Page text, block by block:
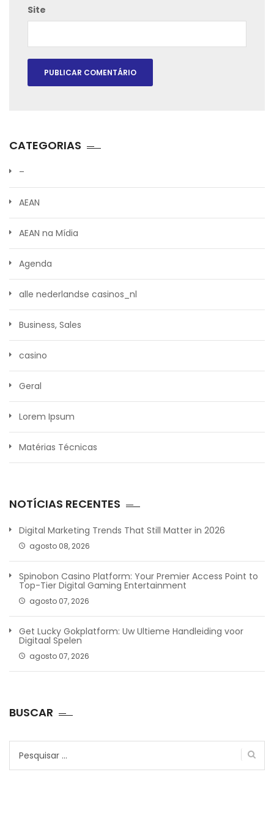
Site
CATEGORIAS
–
AEAN
AEAN na Mídia
Agenda
alle nederlandse casinos_nl
Business, Sales
casino
Geral
Lorem Ipsum
Matérias Técnicas
NOTÍCIAS RECENTES
Digital Marketing Trends That Still Matter in 2026
agosto 08, 2026
Spinobon Casino Platform: Your Premier Access Point to
Top-Tier Digital Gaming Entertainment
agosto 07, 2026
Get Lucky Gokplatform: Uw Ultieme Handleiding voor
Digitaal Spelen
agosto 07, 2026
BUSCAR